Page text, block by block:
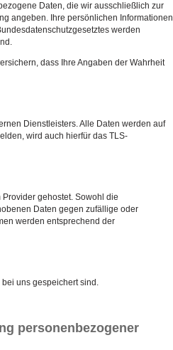
Daten, die wir ausschließlich zur
angeben. Ihre persönlichen Informationen
werden
dass Ihre Angaben der Wahrheit
Dienstleisters. Alle Daten werden auf
wird auch hierfür das TLS-
gehostet. Sowohl die
Daten gegen zufällige oder
werden entsprechend der
uns gespeichert sind.
personenbezogener